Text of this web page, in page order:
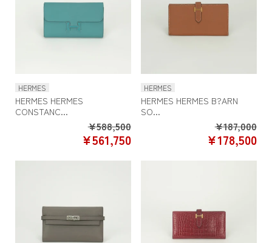
HERMES
HERMES HERMES
CONSTANC...
Regular
price
¥588,500
SALE
¥561,750
HERMES
HERMES HERMES B?ARN
SO...
¥187,000
¥178,500